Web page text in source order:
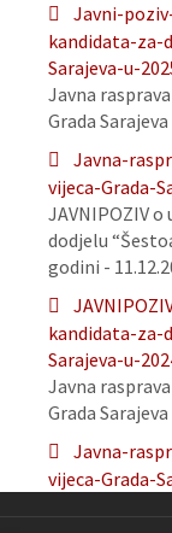
Javni-
kandidata-za-
Sarajeva-u-
Javna
Grada
Javna-
vijeca-Grada-
JAVNIPOZIV
dodjelu
godini -
kandidata-za-
Sarajeva-u-
Javna
Grada
Javna-
vijeca-Grada-